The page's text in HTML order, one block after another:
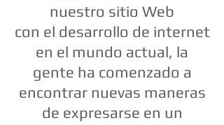
nuestro sitio Web
con el desarrollo de internet
en el mundo actual, la
gente ha comenzado a
encontrar nuevas maneras
de expresarse en un